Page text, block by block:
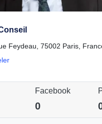
Feydeau, 75002 Paris,
Facebook
0